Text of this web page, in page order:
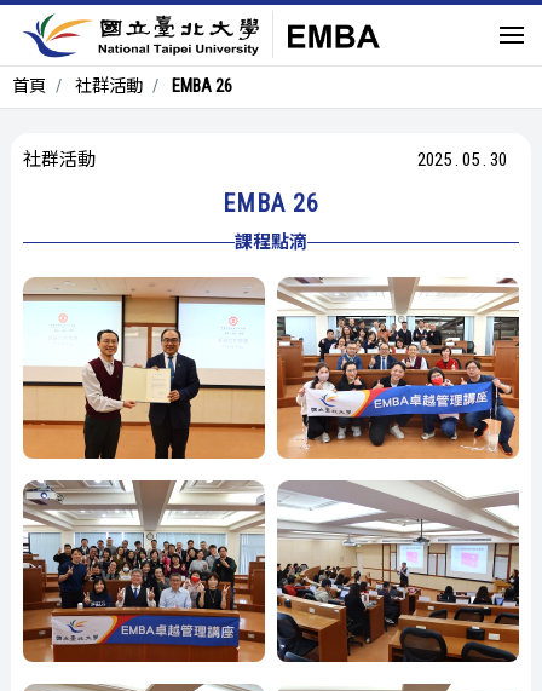
首頁 社群活動 EMBA 26
社群活動 2025.05.30
EMBA 26
課程點滴